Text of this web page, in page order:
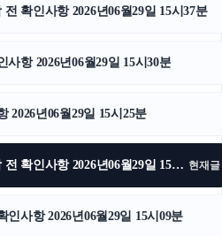
확인사항 2026년06월29일 15시37분
항 2026년06월29일 15시30분
2026년06월29일 15시25분
동작구하수구막힘 상담 전 확인사항 2026년06월29일 15시17분 현재글
사항 2026년06월29일 15시09분